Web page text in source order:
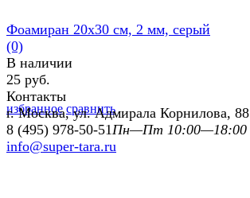
избранное сравнить
Фоамиран 20х30 см, 2 мм, серый
(0)
В наличии
25 руб.
Контакты
г. Москва, ул. Адмирала Корнилова, 88
8 (495) 978-50-51 Пн—Пт 10:00—18:00
info@super-tara.ru